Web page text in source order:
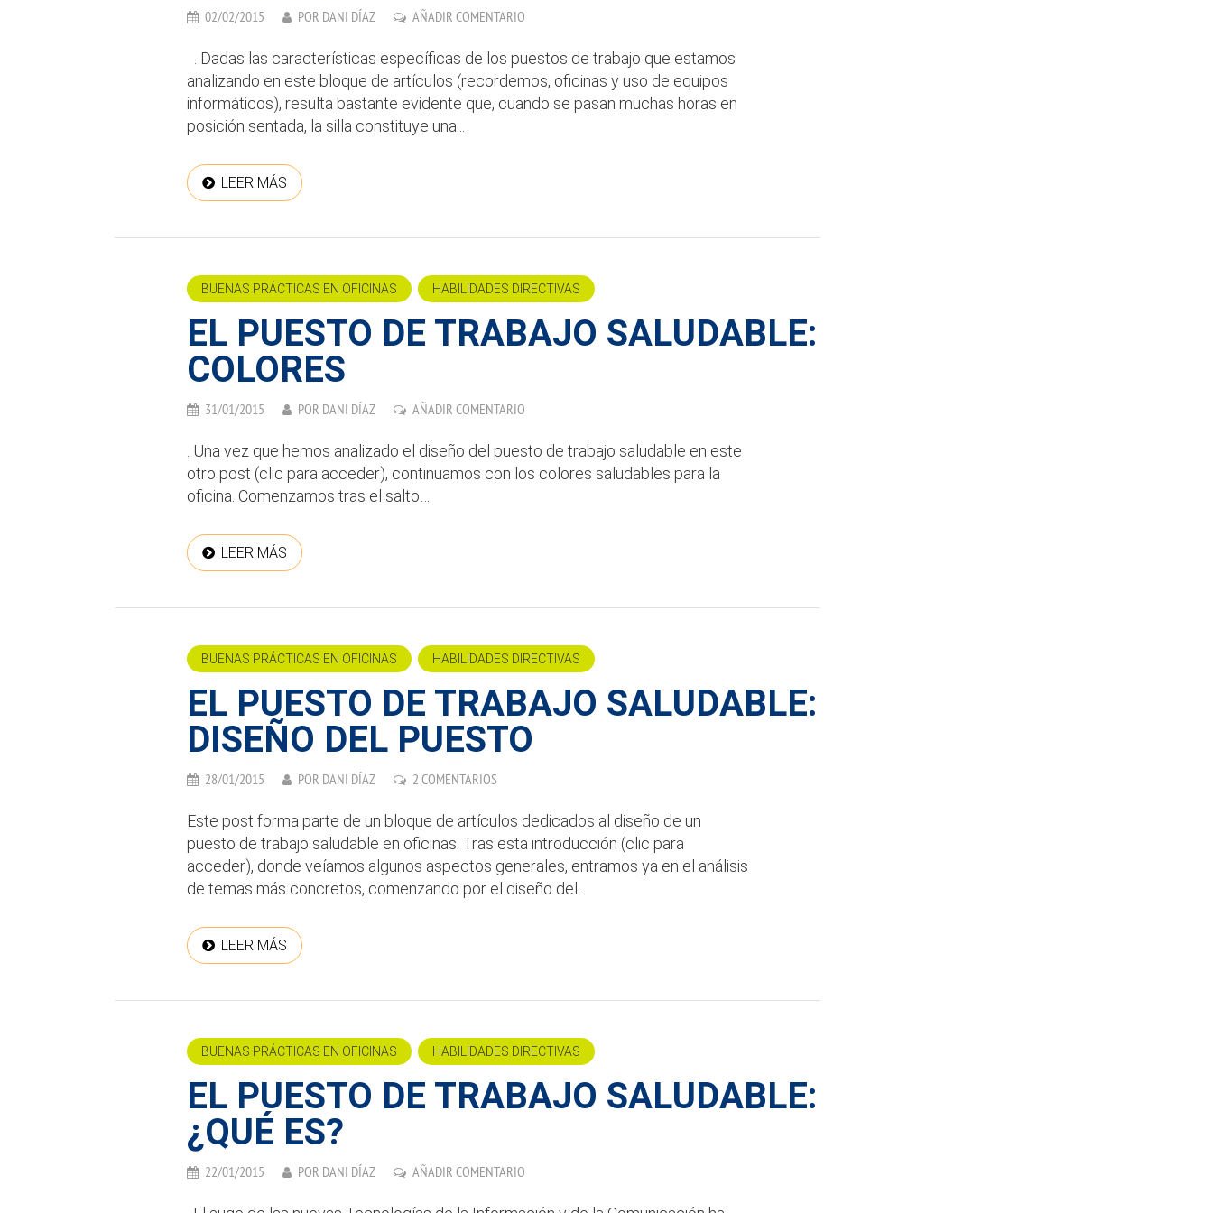
02/02/2015 POR DANI DÍAZ AÑADIR COMENTARIO
. Dadas las características específicas de los puestos de trabajo que estamos
analizando en este bloque de artículos (recordemos, oficinas y uso de equipos
informáticos), resulta bastante evidente que, cuando se pasan muchas horas en
posición sentada, la silla constituye una...
LEER MÁS
BUENAS PRÁCTICAS EN OFICINAS HABILIDADES DIRECTIVAS
EL PUESTO DE TRABAJO SALUDABLE:
COLORES
31/01/2015 POR DANI DÍAZ AÑADIR COMENTARIO
. Una vez que hemos analizado el diseño del puesto de trabajo saludable en este
otro post (clic para acceder), continuamos con los colores saludables para la
oficina. Comenzamos tras el salto…
LEER MÁS
BUENAS PRÁCTICAS EN OFICINAS HABILIDADES DIRECTIVAS
EL PUESTO DE TRABAJO SALUDABLE:
DISEÑO DEL PUESTO
28/01/2015 POR DANI DÍAZ 2 COMENTARIOS
Este post forma parte de un bloque de artículos dedicados al diseño de un
puesto de trabajo saludable en oficinas. Tras esta introducción (clic para
acceder), donde veíamos algunos aspectos generales, entramos ya en el análisis
de temas más concretos, comenzando por el diseño del...
LEER MÁS
BUENAS PRÁCTICAS EN OFICINAS HABILIDADES DIRECTIVAS
EL PUESTO DE TRABAJO SALUDABLE:
¿QUÉ ES?
22/01/2015 POR DANI DÍAZ AÑADIR COMENTARIO